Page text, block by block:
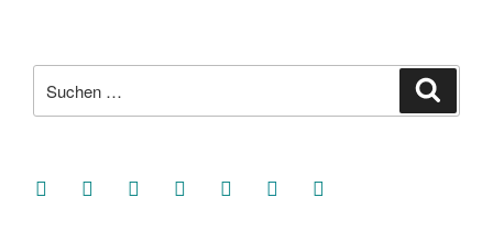
nach:
facebooksoundcloud
twitter mastodoninstagramthreads goodreads